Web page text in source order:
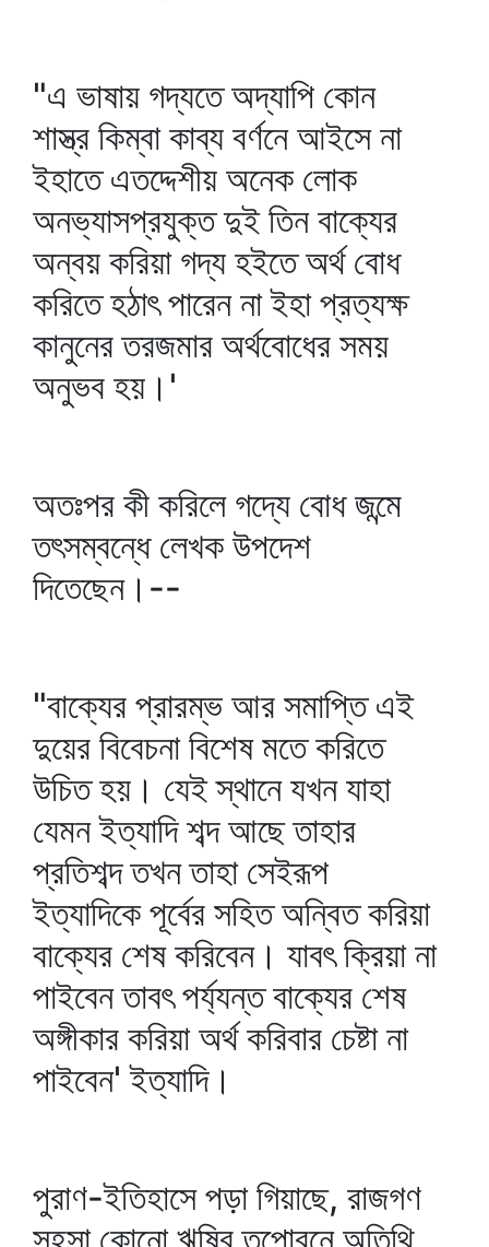
"এ ভাষায় গদ্যতে অদ্যাপি কোন
শাস্ত্র কিম্বা কাব্য বর্ণনে আইসে না
ইহাতে এতদ্দেশীয় অনেক লোক
অনভ্যাসপ্রযুক্ত দুই তিন বাক্যের
অন্বয় করিয়া গদ্য হইতে অর্থ বোধ
করিতে হঠাৎ পারেন না ইহা প্রত্যক্ষ
কানুনের তরজমার অর্থবোধের সময়
অনুভব হয়।'
অতঃপর কী করিলে গদ্যে বোধ জন্মে
তৎসম্বন্ধে লেখক উপদেশ
দিতেছেন।--
"বাক্যের প্রারম্ভ আর সমাপ্তি এই
দুয়ের বিবেচনা বিশেষ মতে করিতে
উচিত হয়। যেই স্থানে যখন যাহা
যেমন ইত্যাদি শব্দ আছে তাহার
প্রতিশব্দ তখন তাহা সেইরূপ
ইত্যাদিকে পূর্বের সহিত অন্বিত করিয়া
বাক্যের শেষ করিবেন। যাবৎ ক্রিয়া না
পাইবেন তাবৎ পর্য্যন্ত বাক্যের শেষ
অঙ্গীকার করিয়া অর্থ করিবার চেষ্টা না
পাইবেন' ইত্যাদি।
পুরাণ-ইতিহাসে পড়া গিয়াছে, রাজগণ